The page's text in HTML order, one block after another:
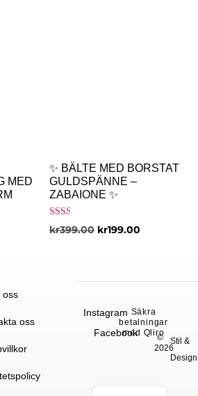
MED
✨ BÄLTE MED BORSTAT
GULDSPÄNNE –
ZABAIONE ✨
Betygsatt
2.00
kr399.00 kr199.00
oss
oss
©
2026
Stil &
Design
Instagram
Facebook
Säkra
betalningar
med Qliro